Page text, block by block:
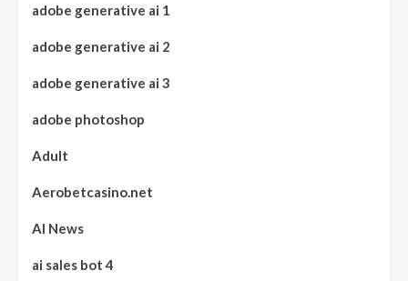
adobe generative ai 1
adobe generative ai 2
adobe generative ai 3
adobe photoshop
Adult
Aerobetcasino.net
AI News
ai sales bot 4